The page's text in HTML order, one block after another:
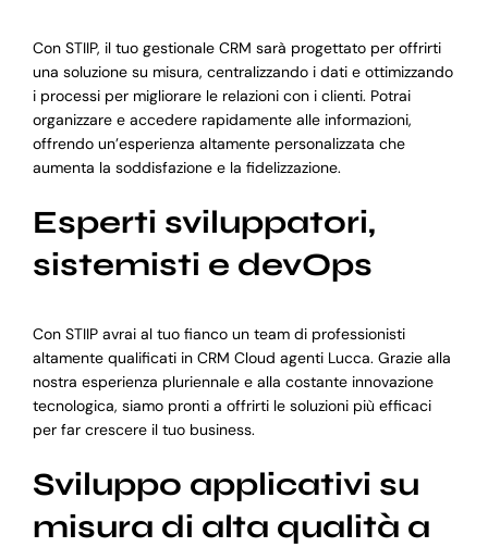
Con STIIP, il tuo gestionale CRM sarà progettato per offrirti
una soluzione su misura, centralizzando i dati e ottimizzando
i processi per migliorare le relazioni con i clienti. Potrai
organizzare e accedere rapidamente alle informazioni,
offrendo un’esperienza altamente personalizzata che
aumenta la soddisfazione e la fidelizzazione.
Esperti sviluppatori,
sistemisti e devOps
Con STIIP avrai al tuo fianco un team di professionisti
altamente qualificati in CRM Cloud agenti Lucca. Grazie alla
nostra esperienza pluriennale e alla costante innovazione
tecnologica, siamo pronti a offrirti le soluzioni più efficaci
per far crescere il tuo business.
Sviluppo applicativi su
misura di alta qualità a